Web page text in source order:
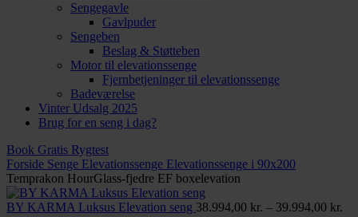
Sengegavle
Gavlpuder
Sengeben
Beslag & Støtteben
Motor til elevationssenge
Fjernbetjeninger til elevationssenge
Badeværelse
Vinter Udsalg 2025
Brug for en seng i dag?
Book Gratis Rygtest
Forside Senge Elevationssenge Elevationssenge i 90x200
Temprakon HourGlass-fjedre EF boxelevation
BY KARMA Luksus Elevation seng 38.994,00 kr. – 39.994,00 kr.